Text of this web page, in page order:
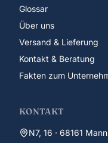
Glossar
Über uns
Versand & Lieferung
Kontakt & Beratung
Fakten zum
KONTAKT
N7, 16 · 68161